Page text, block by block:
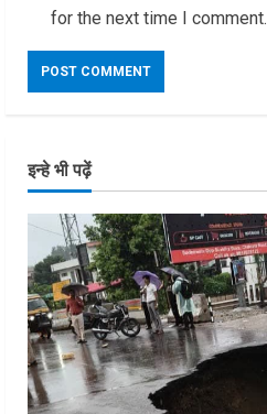
for the next time I comment.
इन्हे भी पढ़ें